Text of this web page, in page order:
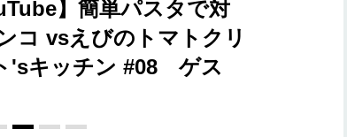
】簡単パスタで対
コ vsえびのトマトクリ
'sキッチン #08 ゲス